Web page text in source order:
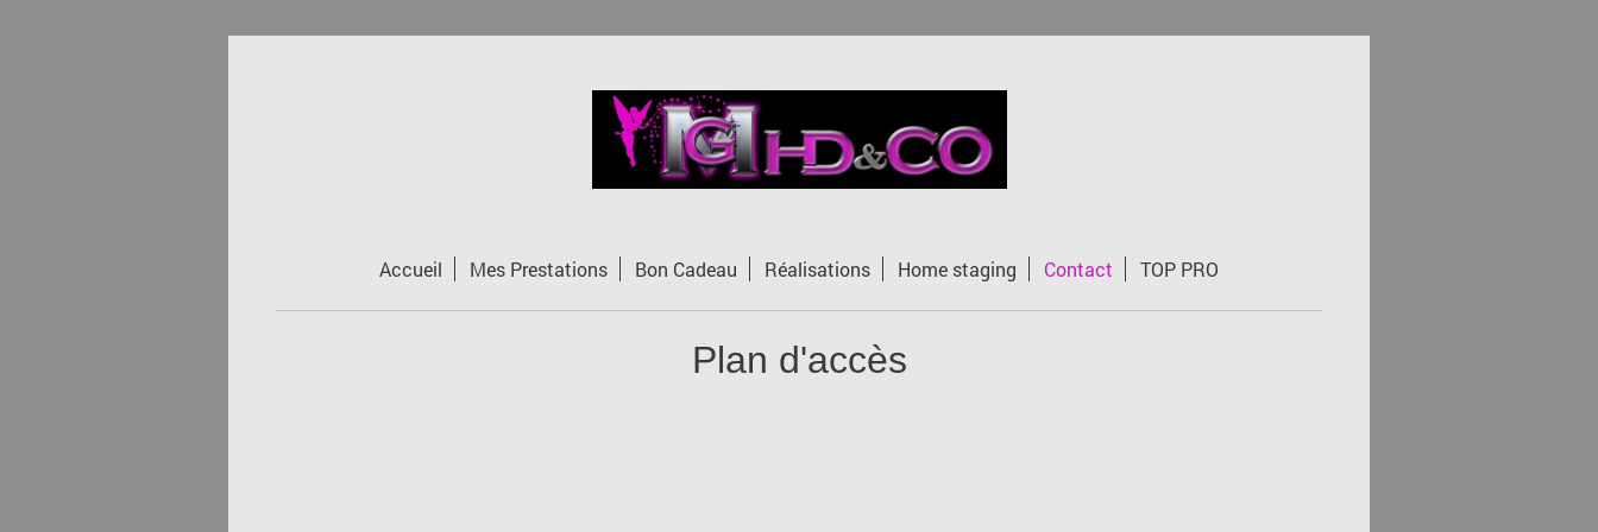
Accueil Mes Prestations Bon Cadeau Réalisations Home staging Contact TOP PRO
Plan d'accès